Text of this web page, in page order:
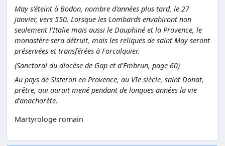
May s'éteint à Bodon, nombre d'années plus tard, le 27
janvier, vers 550. Lorsque les Lombards envahiront non
seulement l'Italie mais aussi le Dauphiné et la Provence, le
monastère sera détruit, mais les reliques de saint May seront
préservées et transférées à Forcalquier.
(Sanctoral du diocèse de Gap et d'Embrun, page 60)
Au pays de Sisteron en Provence, au VIe siècle, saint Donat,
prêtre, qui aurait mené pendant de longues années la vie
d'anachorète.
Martyrologe romain